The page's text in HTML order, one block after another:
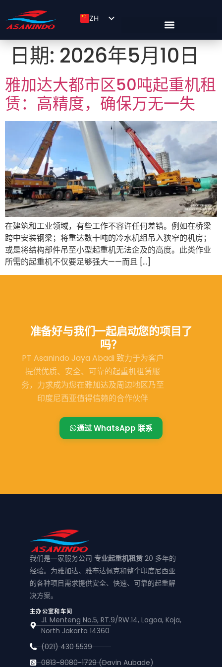
ZH
EN
日期: 2026年5月10日
雅加达大都市区50吨起重机租
赁：高精度，确保万无一失
在建筑和工业领域，有些工作不容许任何差错。例如在桥梁
跨中安装钢梁；将重达数十吨的冷水机组吊入狭窄的机房；
或是将结构部件吊至小型起重机无法企及的高度。此类作业
所需的起重机不仅要足够强大——而且 […]
准备好与我们一起启动您的项目了
吗？
PT Asanindo Jaya Abadi 致力于为客户
提供优质、安全、可靠的起重机租赁服
务，力求成为您在雅加达及周边地区乃至
印度尼西亚值得信赖的合作伙伴
通过 WhatsApp 联系
我们是一家服务公司 专业起重机租赁 20 多年的
经验。为雅加达、雅布达佩克和整个印度尼西亚
的各种项目需求提供安全、快速、可靠的起重解
决方案。
主办公室和车间
Jl. Menteng No.5, RT.9/RW.14, Lagoa, Koja,
North Jakarta 14360
(021) 430 5539
0813-8080-1729 (Davin Aubade)